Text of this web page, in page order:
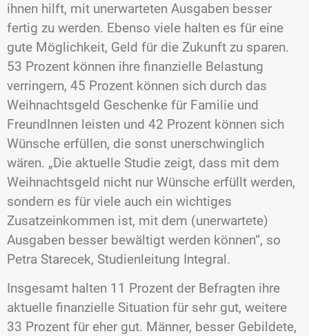
ihnen hilft, mit unerwarteten Ausgaben besser
fertig zu werden. Ebenso viele halten es für eine
gute Möglichkeit, Geld für die Zukunft zu sparen.
53 Prozent können ihre finanzielle Belastung
verringern, 45 Prozent können sich durch das
Weihnachtsgeld Geschenke für Familie und
FreundInnen leisten und 42 Prozent können sich
Wünsche erfüllen, die sonst unerschwinglich
wären. „Die aktuelle Studie zeigt, dass mit dem
Weihnachtsgeld nicht nur Wünsche erfüllt werden,
sondern es für viele auch ein wichtiges
Zusatzeinkommen ist, mit dem (unerwartete)
Ausgaben besser bewältigt werden können“, so
Petra Starecek, Studienleitung Integral.
Insgesamt halten 11 Prozent der Befragten ihre
aktuelle finanzielle Situation für sehr gut, weitere
33 Prozent für eher gut. Männer, besser Gebildete,